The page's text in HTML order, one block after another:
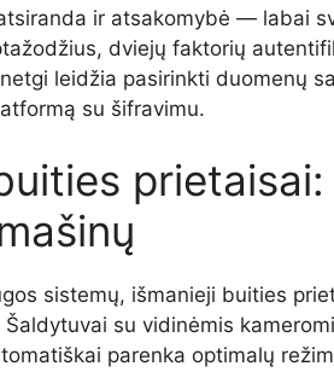
ir atsakomybė — labai
dviejų faktorių
leidžia pasirinkti duomenų
su šifravimu.
sistemų, išmanieji buities
su vidinėmis
parenka optimalų